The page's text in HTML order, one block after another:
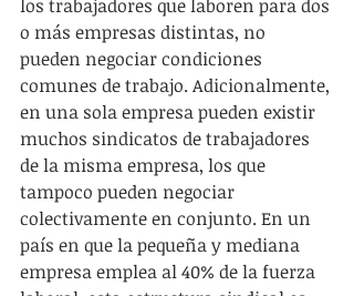
los trabajadores que laboren para dos
o más empresas distintas, no
pueden negociar condiciones
comunes de trabajo. Adicionalmente,
en una sola empresa pueden existir
muchos sindicatos de trabajadores
de la misma empresa, los que
tampoco pueden negociar
colectivamente en conjunto. En un
país en que la pequeña y mediana
empresa emplea al 40% de la fuerza